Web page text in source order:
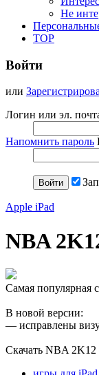
Не
TOP
Войти
или
Логин или эл.
Напомнить пароль
Apple iPad
NBA
Самая популярная
В новой версии:
— исправлены
Скачать NBA